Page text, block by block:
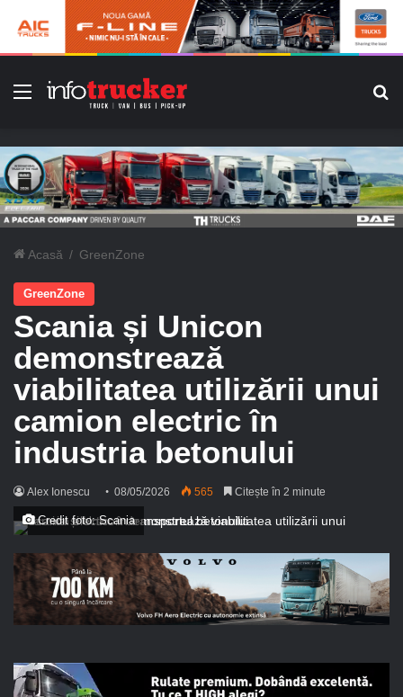
Meniu
Acasă / GreenZone
GreenZone
Scania și Unicon
demonstrează
viabilitatea utilizării unui
camion electric în
industria betonului
Alex Ionescu 08/05/2026 565 Citește în 2 minute
Credit foto: Scania